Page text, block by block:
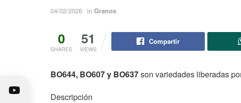
04/02/2026 in Granos
0
SHARES
51
VIEWS
Compartir
BO644, BO607 y BO637son variedades liberadas
Descripción